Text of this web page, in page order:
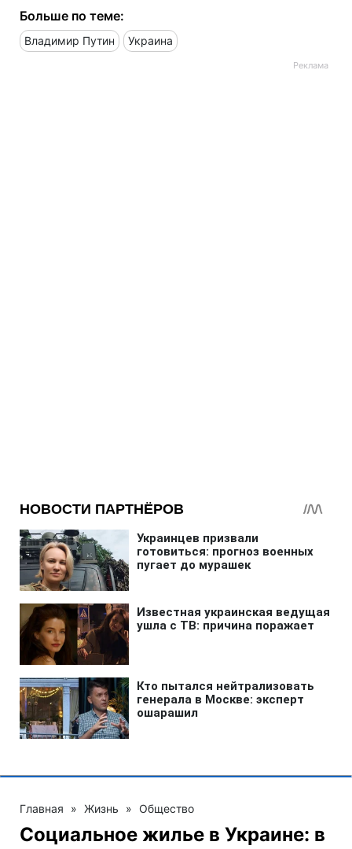
Больше по теме:
Владимир Путин Украина
Главная » Жизнь » Общество
Социальное жилье в Украине: в